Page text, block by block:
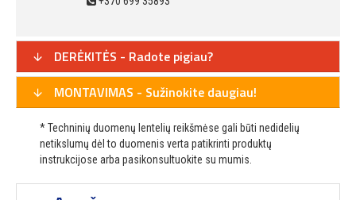
DERĖKITĖS - Radote pigiau?
MONTAVIMAS - Sužinokite daugiau!
* Techninių duomenų lentelių reikšmėse gali būti nedidelių
netikslumų dėl to duomenis verta patikrinti produktų
instrukcijose arba pasikonsultuokite su mumis.